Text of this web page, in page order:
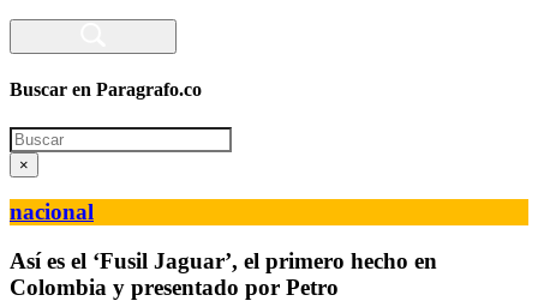
Buscar en Paragrafo.co
Search
×
nacional
Así es el ‘Fusil Jaguar’, el primero hecho en
Colombia y presentado por Petro